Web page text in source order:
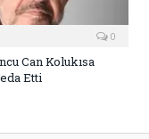
0
Can Kolukısa
Etti